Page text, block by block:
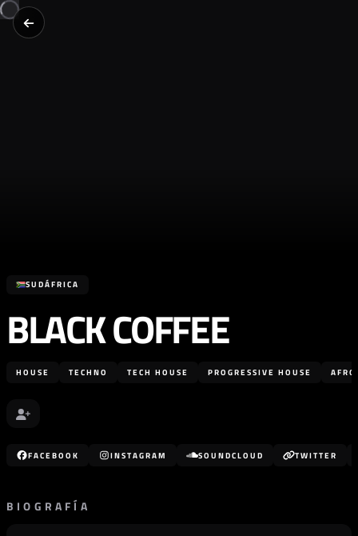
SUDÁFRICA
BLACK COFFEE
HOUSE TECHNO TECH HOUSE PROGRESSIVE HOUSE
FACEBOOK INSTAGRAM SOUNDCLOUD TWITTER
BIOGRAFÍA